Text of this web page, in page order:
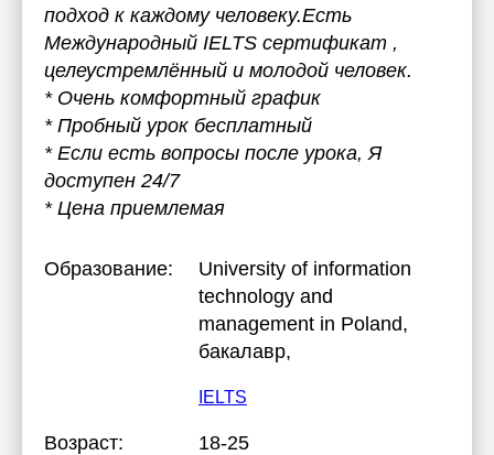
подход к каждому человеку.Есть
Международный IELTS сертификат ,
целеустремлённый и молодой человек.
* Очень комфортный график
* Пробный урок бесплатный
* Если есть вопросы после урока, Я
доступен 24/7
* Цена приемлемая
Образование:
University of information
technology and
management in Poland,
бакалавр,
IELTS
Возраст:
18-25